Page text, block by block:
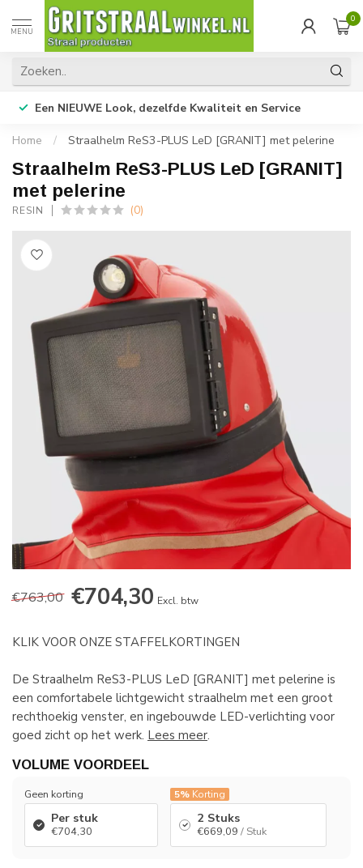
MENU
0
Een NIEUWE Look, dezelfde Kwaliteit en Service
Home / Straalhelm ReS3-PLUS LeD [GRANIT] met pelerine
Straalhelm ReS3-PLUS LeD [GRANIT]
met pelerine
RESIN (0)
€763,00 €704,30 Excl. btw
KLIK VOOR ONZE STAFFELKORTINGEN
De Straalhelm ReS3-PLUS LeD [GRANIT] met pelerine is
een comfortabele lichtgewicht straalhelm met een groot
rechthoekig venster, en ingebouwde LED-verlichting voor
goed zicht op het werk. Lees meer.
VOLUME VOORDEEL
Geen korting
Per stuk
€704,30
5% Korting
2 Stuks
€669,09 / Stuk